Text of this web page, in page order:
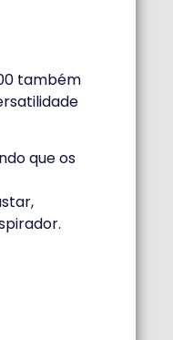
também
que os